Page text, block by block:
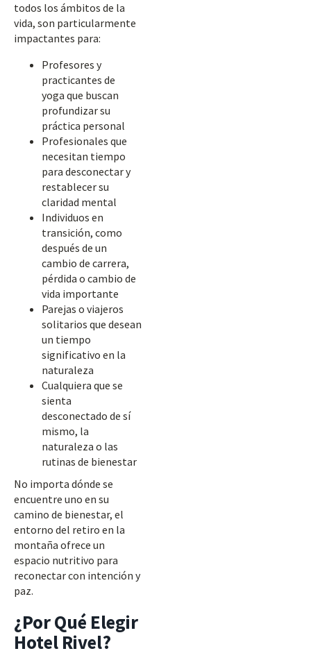
todos los ámbitos de la
vida, son particularmente
impactantes para:
Profesores y
practicantes de
yoga que buscan
profundizar su
práctica personal
Profesionales que
necesitan tiempo
para desconectar y
restablecer su
claridad mental
Individuos en
transición, como
después de un
cambio de carrera,
pérdida o cambio de
vida importante
Parejas o viajeros
solitarios que desean
un tiempo
significativo en la
naturaleza
Cualquiera que se
sienta
desconectado de sí
mismo, la
naturaleza o las
rutinas de bienestar
No importa dónde se
encuentre uno en su
camino de bienestar, el
entorno del retiro en la
montaña ofrece un
espacio nutritivo para
reconectar con intención y
paz.
¿Por Qué Elegir
Hotel Rivel?